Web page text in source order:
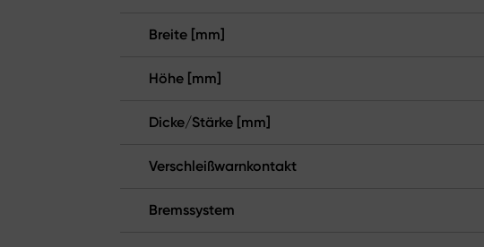
Breite [mm]
Höhe [mm]
Dicke/Stärke [mm]
Verschleißwarnkontakt
Bremssystem